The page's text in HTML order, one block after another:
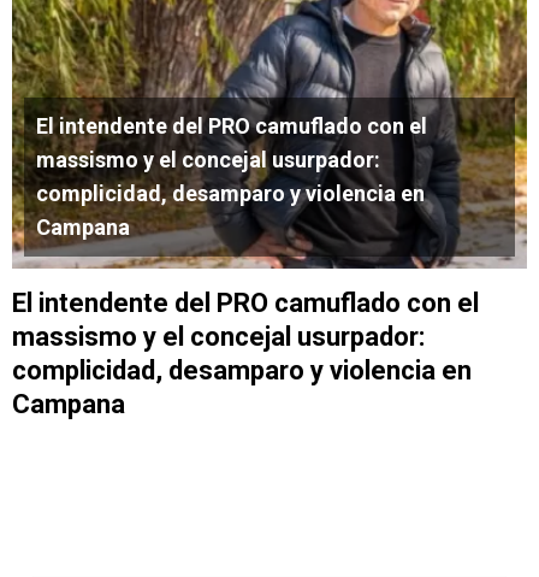
El intendente del PRO camuflado con el
massismo y el concejal usurpador:
complicidad, desamparo y violencia en
Campana
El intendente del PRO camuflado con el
massismo y el concejal usurpador:
complicidad, desamparo y violencia en
Campana